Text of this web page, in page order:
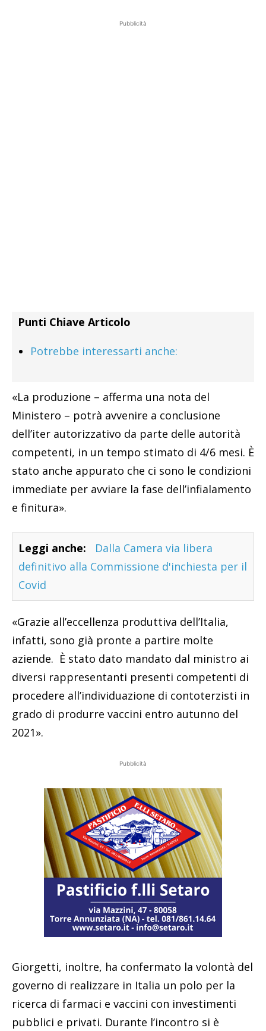
Pubblicità
Punti Chiave Articolo
Potrebbe interessarti anche:
«La produzione – afferma una nota del
Ministero – potrà avvenire a conclusione
dell’iter autorizzativo da parte delle autorità
competenti, in un tempo stimato di 4/6 mesi. È
stato anche appurato che ci sono le condizioni
immediate per avviare la fase dell’infialamento
e finitura».
Leggi anche:
Dalla Camera via libera
definitivo alla Commissione d'inchiesta per il
Covid
«Grazie all’eccellenza produttiva dell’Italia,
infatti, sono già pronte a partire molte
aziende. È stato dato mandato dal ministro ai
diversi rappresentanti presenti competenti di
procedere all’individuazione di contoterzisti in
grado di produrre vaccini entro autunno del
2021».
Pubblicità
Giorgetti, inoltre, ha confermato la volontà del
governo di realizzare in Italia un polo per la
ricerca di farmaci e vaccini con investimenti
pubblici e privati. Durante l’incontro si è